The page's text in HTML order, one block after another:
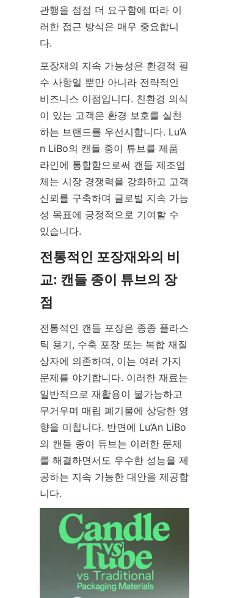
관행을 점점 더 요구함에 따라 이
러한 접근 방식은 매우 중요합니
다.
포장재의 지속 가능성은 환경적 필
수 사항일 뿐만 아니라 전략적인
비즈니스 이점입니다. 친환경 의식
이 있는 고객은 환경 보호를 실천
하는 브랜드를 우선시합니다. Lu’A
n LiBo의 캔들 종이 튜브를 제품
라인에 통합함으로써 캔들 제조업
체는 시장 경쟁력을 강화하고 고객
신뢰를 구축하며 글로벌 지속 가능
성 목표에 긍정적으로 기여할 수
있습니다.
전통적인 포장재와의 비
교: 캔들 종이 튜브의 장
전통적인 캔들 포장은 종종 플라스
틱 용기, 수축 포장 또는 복합 재질
상자에 의존하며, 이는 여러 가지
문제를 야기합니다. 이러한 재료는
일반적으로 재활용이 불가능하고
무거우며 매립 폐기물에 상당한 영
향을 미칩니다. 반면에 Lu’An LiBo
의 캔들 종이 튜브는 이러한 문제
를 해결하면서도 우수한 성능을 제
공하는 지속 가능한 대안을 제공합
니다.